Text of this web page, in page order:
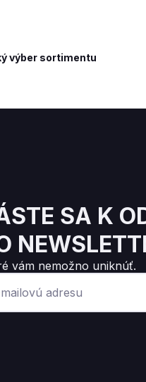
výber sortimentu
SA K
vám nemožno uniknúť.